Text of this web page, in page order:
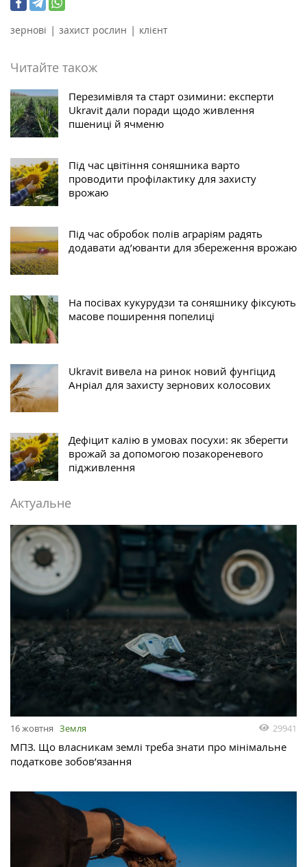
зернові | захист рослин | клієнт
Читайте також
Перезимівля та старт озимини: експерти
Ukravit дали поради щодо живлення
пшениці й ячменю
Під час цвітіння соняшника варто
проводити профілактику для захисту
врожаю
Під час обробок полів аграріям радять
додавати ад’юванти для збереження врожаю
На посівах кукурудзи та соняшнику фіксують
масове поширення попелиці
Ukravit вивела на ринок новий фунгіцид
Анріал для захисту зернових колосових
Дефіцит калію в умовах посухи: як зберегти
врожай за допомогою позакореневого
підживлення
Актуальне
16 жовтня Земля 29941
МПЗ. Що власникам землі треба знати про мінімальне
податкове зобов’язання